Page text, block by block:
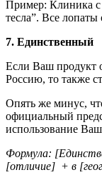
Пример: Клиника с
тесла”. Все лопаты
7. Единственный
Если Ваш продукт
Россию, то также
Опять же минус,
официальный
использование
Формула:
[отличие] + в